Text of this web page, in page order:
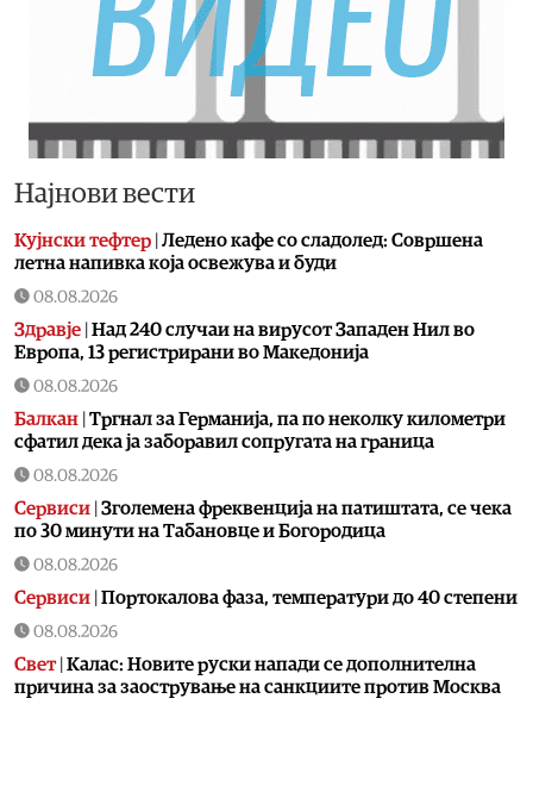
Најнови вести
Кујнски тефтер Ледено кафе со сладолед: Совршена
летна напивка која освежува и буди
08.08.2026
Здравје Над 240 случаи на вирусот Западен Нил во
Европа, 13 регистрирани во Македонија
08.08.2026
Балкан Тргнал за Германија, па по неколку километри
сфатил дека ја заборавил сопругата на граница
08.08.2026
Сервиси Зголемена фреквенција на патиштата, се чека
по 30 минути на Табановце и Богородица
08.08.2026
Сервиси Портокалова фаза, температури до 40 степени
08.08.2026
Свет| Калас: Новите руски напади се дополнителна
причина за заострување на санкциите против Москва